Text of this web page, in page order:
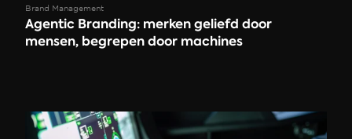
Brand Management
Agentic Branding: merken geliefd door
mensen, begrepen door machines